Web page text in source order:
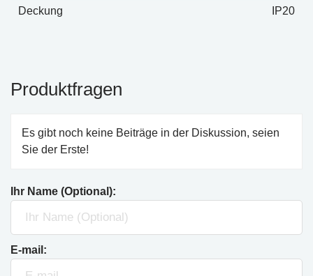
Deckung IP20
Produktfragen
Es gibt noch keine Beiträge in der Diskussion, seien
Sie der Erste!
Ihr Name (Optional):
E-mail: